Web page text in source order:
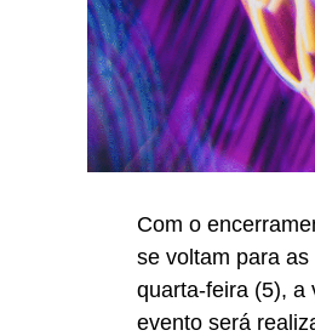
Com o
se voltam para
quarta-feira (5), a
evento será